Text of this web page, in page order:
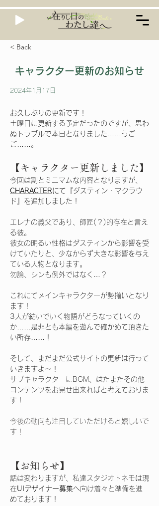
< Back
キャラクター更新のお知らせ
2024年1月17日
お久しぶりの更新です！
土曜日に更新する予定だったのですが、思わ
ぬトラブルで本日となりました……うご
ご……。
【キャラクター更新しました】
今回は割とミニマムな内容となりますが、
CHARACTERにて『ダスティン・マクラウ
ド』を追加しました！
エレナの義父であり、師匠(？)的存在と言え
る彼。
彼女の明るい性格はダスティンから影響を受
けていたりと、少なからず大きな影響を与え
ている人物となります。
勿論、シンも例外ではなく…？
これにてメインキャラクターが勢揃いとなり
ます！
3人が紡いでいく物語がどうなっていくの
か……是非とも本編を遊んで確かめて頂きた
い所存……！
そして、まだまだ公式サイトの更新は行って
いきますよ～！
サブキャラクターにBGM、はたまたその他
コンテンツをお見せ出来ればと考えておりま
す！
今後の動向も注目していただけると嬉しいで
す！
【お知らせ】
話は変わりますが、私達スタジオトネモは現
在UIデザイナー募集へ向け着々と準備を進
めております！